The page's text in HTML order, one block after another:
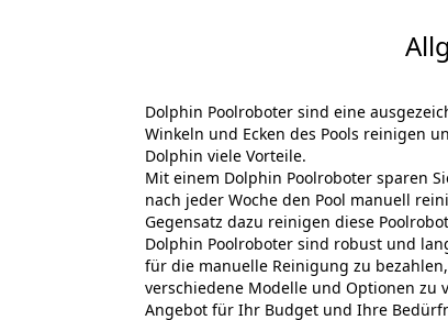
Dolphin Poolroboter sind eine
Winkeln und Ecken des Pools reinigen
Dolphin viele Vorteile.
Mit einem Dolphin Poolroboter sparen
nach jeder Woche den Pool manuell
Gegensatz dazu reinigen diese
Dolphin Poolroboter sind robust und
für die manuelle Reinigung zu
verschiedene Modelle und Optionen zu
Angebot für Ihr Budget und Ihre